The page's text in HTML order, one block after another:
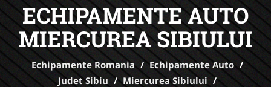
ECHIPAMENTE AUTO
MIERCUREA SIBIULUI
Echipamente Romania / Echipamente Auto /
Judet Sibiu / Miercurea Sibiului /